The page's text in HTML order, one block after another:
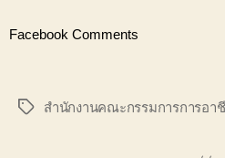
Facebook Comments
Tagsสำนักงานคณะกรรมการการอา